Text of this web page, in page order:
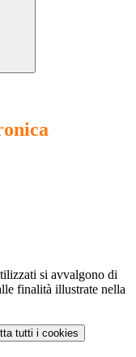
si avvalgono di
finalità illustrate nella
tutti i cookies